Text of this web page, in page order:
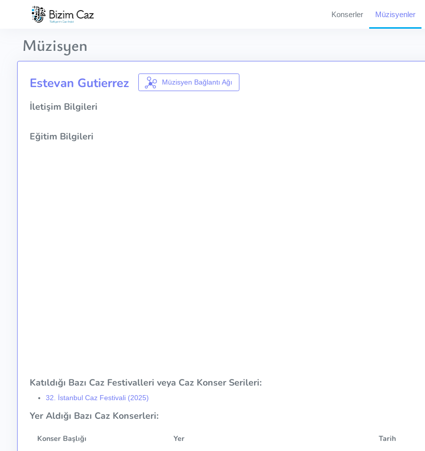
Konserler Müzisyenler
Müzisyen
Estevan Gutierrez Müzisyen Bağlantı Ağı
İletişim Bilgileri
Eğitim Bilgileri
Katıldığı Bazı Caz Festivalleri veya Caz Konser Serileri:
32. İstanbul Caz Festivali (2025)
Yer Aldığı Bazı Caz Konserleri:
Konser Başlığı Yer Tarih